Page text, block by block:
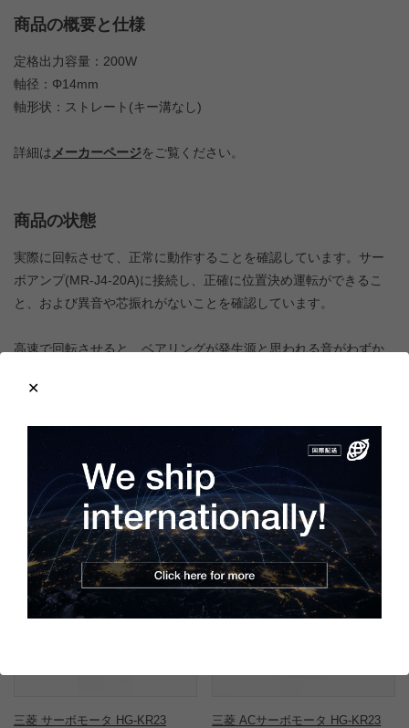
商品の概要と仕様
定格出力容量：200W
軸径：Φ14mm
軸形状：ストレート(キー溝なし)
詳細はメーカーページをご覧ください。
商品の状態
実際に回転させて、正常に動作することを確認しています。サー
ボアンプ(MR-J4-20A)に接続し、正確に位置決め運転ができるこ
と、および異音や芯振れがないことを確認しています。
高速で回転させると、ベアリングが発生源と思われる音がわずか
でムラはなく、位置決め等のサーボモータとしての機能は正常で
この商品と同一型番の商品
708793
三菱 サーボモータ HG-KR23
802597
三菱 ACサーボモータ HG-KR23